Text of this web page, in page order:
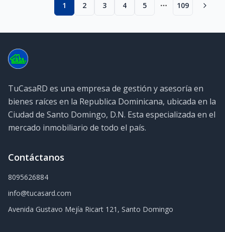
1 2 3 4 5
More pages
109
TuCasaRD es una empresa de gestión y asesoría en
bienes raíces en la Republica Dominicana, ubicada en la
Ciudad de Santo Domingo, D.N. Esta especializada en el
mercado inmobiliario de todo el país.
Contáctanos
8095626884
info@tucasard.com
Avenida Gustavo Mejía Ricart 121, Santo Domingo